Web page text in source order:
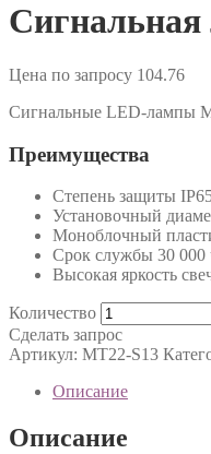
Сигнальная
Цена по запросу 104.76
Сигнальные LED-лампы
Преимущества
Степень защиты
Установочный
Моноблочный
Срок службы 30 000
Высокая яркость
Количество
Сделать запрос
Артикул: MT22-S13
Описание
Описание